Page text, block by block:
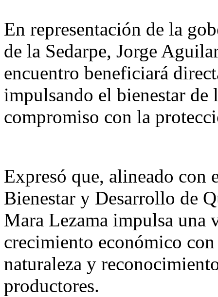
En representación de la
de la Sedarpe, Jorge
encuentro beneficiará
impulsando el bienestar
compromiso con la
Expresó que, alineado con
Bienestar y Desarrollo de
Mara Lezama impulsa una
crecimiento económico
naturaleza y
productores.